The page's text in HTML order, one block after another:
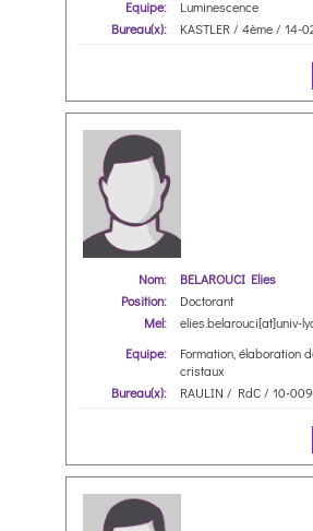
Equipe:
Luminescence
Bureau(x):
KASTLER / 4ème / 14-
Nom:
BELAROUCI Elies
Position:
Doctorant
Mel:
elies.belarouci[at]univ-
Equipe:
Formation, élaboration
cristaux
Bureau(x):
RAULIN / RdC / 10-009